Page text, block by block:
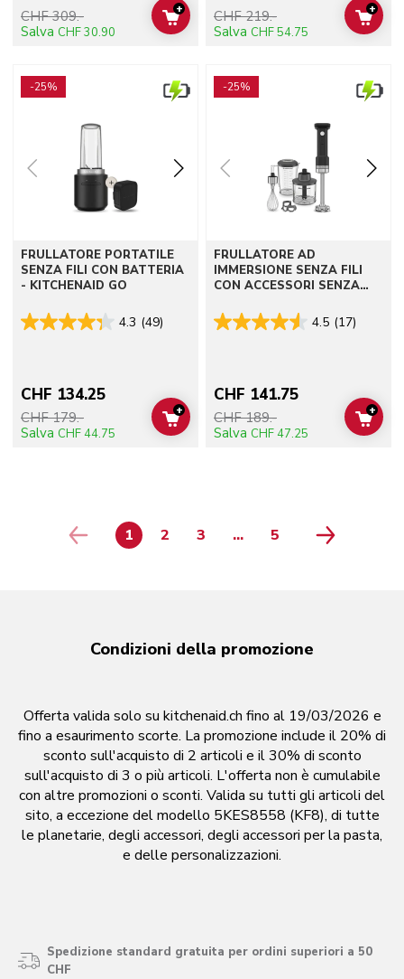
CHF 309.-
Salva CHF 30.90
ADD TO CART
+
CHF 219.-
Salva CHF 54.75
ADD
+
-25%
FRULLATORE PORTATILE
SENZA FILI CON BATTERIA
- KITCHENAID GO
4.3 (49)
CHF 134.25
CHF 179.-
Salva CHF 44.75
ADD TO CART
+
-25%
FRULLATORE AD
IMMERSIONE SENZA FILI
CON ACCESSORI SENZA
GO
4.5 (17)
CHF 141.75
CHF 189.-
Salva CHF 47.25
ADD
+
PAGE
1 PAGE
2 PAGE
3 page 4
... PAGE
5
Condizioni della promozione
Offerta valida solo su kitchenaid.ch fino al 19/03/2026 e
fino a esaurimento scorte. La promozione include il 20% di
sconto sull'acquisto di 2 articoli e il 30% di sconto
sull'acquisto di 3 o più articoli. L'offerta non è cumulabile
con altre promozioni o sconti. Valida su tutti gli articoli del
sito, a eccezione del modello 5KES8558 (KF8), di tutte
le planetarie, degli accessori, degli accessori per la pasta,
e delle personalizzazioni.
Spedizione standard gratuita per ordini superiori a 50
CHF